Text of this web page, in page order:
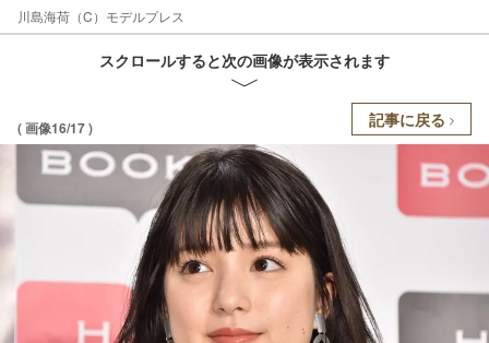
川島海荷（C）モデルプレス
スクロールすると次の画像が表示されます
( 画像16/17 ) 記事に戻る